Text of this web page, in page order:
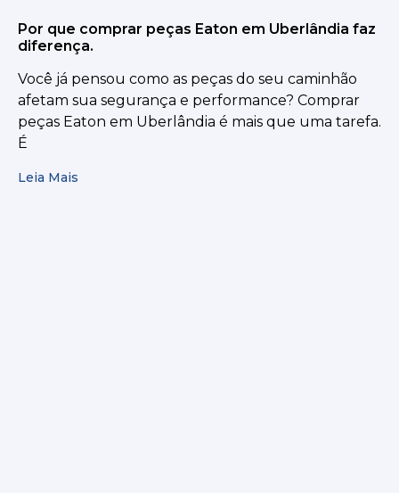
Por que comprar peças Eaton em Uberlândia faz
diferença.
Você já pensou como as peças do seu caminhão
afetam sua segurança e performance? Comprar
peças Eaton em Uberlândia é mais que uma tarefa.
É
Leia Mais